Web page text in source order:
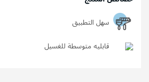
سهل التطبيق
قابليه متوسطة للغسيل